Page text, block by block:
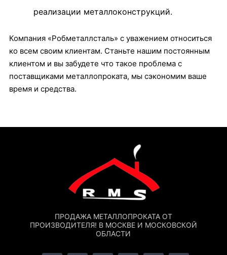
реализации металлоконструкций.
Компания «Робметаллсталь» с уважением относиться
ко всем своим клиентам. Станьте нашим постоянным
клиентом и вы забудете что такое проблема с
поставщиками металлопроката, мы сэкономим ваше
время и средства.
ПРОДАЖА МЕТАЛЛОПРОКАТА ОТ
ПРОИЗВОДИТЕЛЯ! В МОСКВЕ И МОСКОВСКОЙ
ОБЛАСТИ